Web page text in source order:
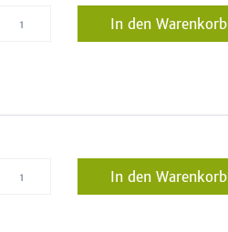
In den Warenkorb
In den Warenkorb